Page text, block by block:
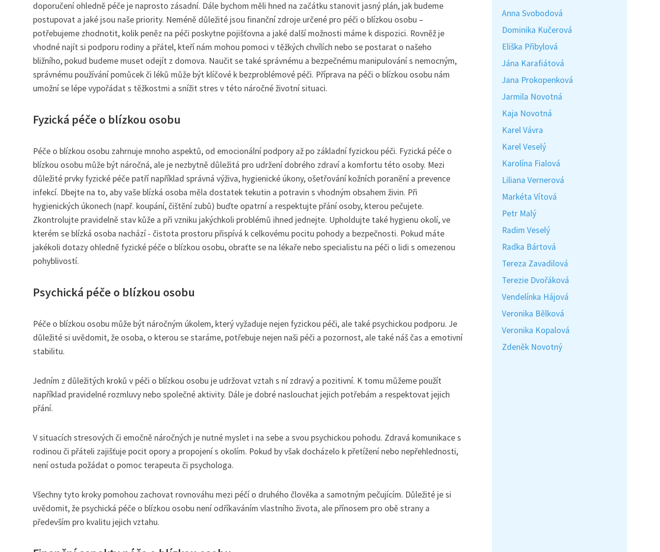
doporučení ohledně péče je naprosto zásadní. Dále bychom měli hned na začátku stanovit jasný plán, jak budeme
postupovat a jaké jsou naše priority. Neméně důležité jsou finanční zdroje určené pro péči o blízkou osobu –
potřebujeme zhodnotit, kolik peněz na péči poskytne pojišťovna a jaké další možnosti máme k dispozici. Rovněž je
vhodné najít si podporu rodiny a přátel, kteří nám mohou pomoci v těžkých chvílích nebo se postarat o našeho
bližního, pokud budeme muset odejít z domova. Naučit se také správnému a bezpečnému manipulování s nemocným,
správnému používání pomůcek či léků může být klíčové k bezproblémové péči. Příprava na péči o blízkou osobu nám
umožní se lépe vypořádat s těžkostmi a snížit stres v této náročné životní situaci.
Fyzická péče o blízkou osobu
Péče o blízkou osobu zahrnuje mnoho aspektů, od emocionální podpory až po základní fyzickou péči. Fyzická péče o
blízkou osobu může být náročná, ale je nezbytně důležitá pro udržení dobrého zdraví a komfortu této osoby. Mezi
důležité prvky fyzické péče patří například správná výživa, hygienické úkony, ošetřování kožních poranění a prevence
infekcí. Dbejte na to, aby vaše blízká osoba měla dostatek tekutin a potravin s vhodným obsahem živin. Při
hygienických úkonech (např. koupání, čištění zubů) buďte opatrní a respektujte přání osoby, kterou pečujete.
Zkontrolujte pravidelně stav kůže a při vzniku jakýchkoli problémů ihned jednejte. Upholdujte také hygienu okolí, ve
kterém se blízká osoba nachází - čistota prostoru přispívá k celkovému pocitu pohody a bezpečnosti. Pokud máte
jakékoli dotazy ohledně fyzické péče o blízkou osobu, obraťte se na lékaře nebo specialistu na péči o lidi s omezenou
pohyblivostí.
Psychická péče o blízkou osobu
Péče o blízkou osobu může být náročným úkolem, který vyžaduje nejen fyzickou péči, ale také psychickou podporu. Je
důležité si uvědomit, že osoba, o kterou se staráme, potřebuje nejen naši péči a pozornost, ale také náš čas a emotivní
stabilitu.
Jedním z důležitých kroků v péči o blízkou osobu je udržovat vztah s ní zdravý a pozitivní. K tomu můžeme použít
například pravidelné rozmluvy nebo společné aktivity. Dále je dobré naslouchat jejich potřebám a respektovat jejich
přání.
V situacích stresových či emočně náročných je nutné myslet i na sebe a svou psychickou pohodu. Zdravá komunikace s
rodinou či přáteli zajišťuje pocit opory a propojení s okolím. Pokud by však docházelo k přetížení nebo nepřehlednosti,
není ostuda požádat o pomoc terapeuta či psychologa.
Všechny tyto kroky pomohou zachovat rovnováhu mezi péčí o druhého člověka a samotným pečujícím. Důležité je si
uvědomit, že psychická péče o blízkou osobu není odříkaváním vlastního života, ale přínosem pro obě strany a
především pro kvalitu jejich vztahu.
Anna Svobodová
Dominika Kučerová
Eliška Přibylová
Jána Karafiátová
Jana Prokopenková
Jarmila Novotná
Kaja Novotná
Karel Vávra
Karel Veselý
Karolína Fialová
Liliana Vernerová
Markéta Vítová
Petr Malý
Radim Veselý
Radka Bártová
Tereza Zavadilová
Terezie Dvořáková
Vendelínka Hájová
Veronika Bělková
Veronika Kopalová
Zdeněk Novotný